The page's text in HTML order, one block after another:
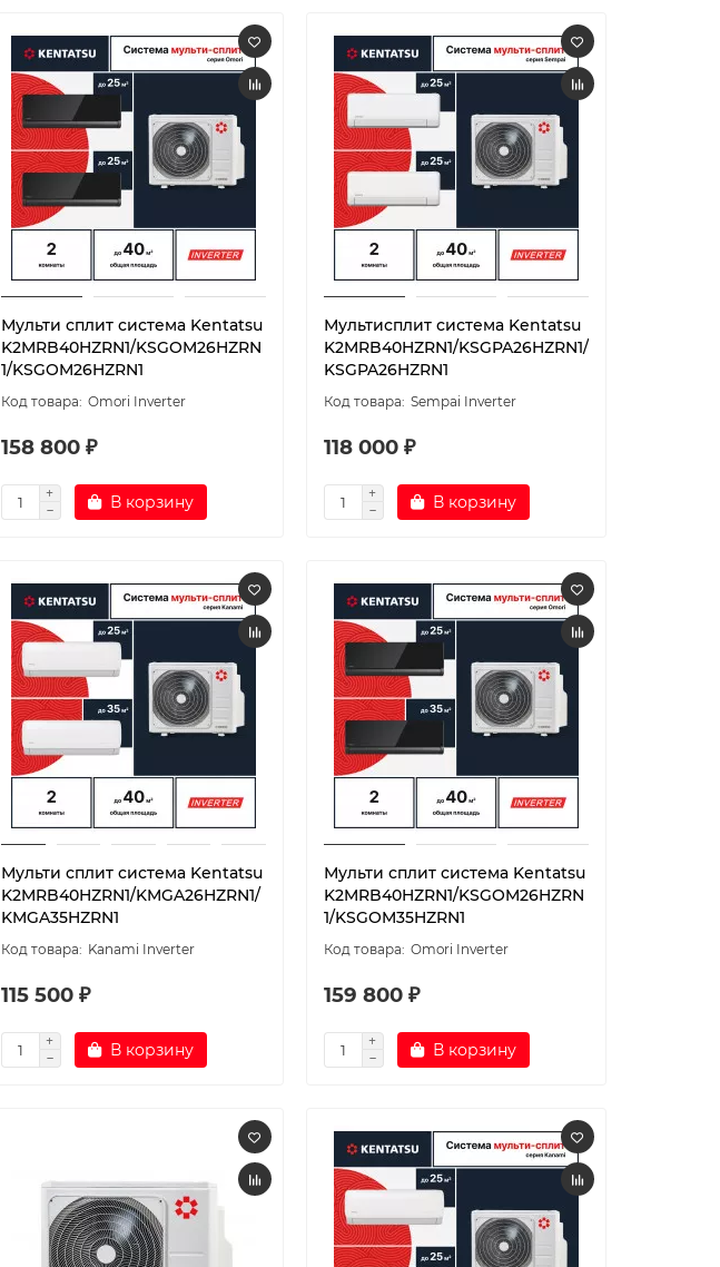
Мульти сплит система Kentatsu
K2MRB40HZRN1/KSGOM26HZRN
1/KSGOM26HZRN1
Omori Inverter
158 800 ₽
В корзину
Мультисплит система Kentatsu
K2MRB40HZRN1/KSGPA26HZRN1/
KSGPA26HZRN1
Sempai Inverter
118 000 ₽
В корзину
Мульти сплит система Kentatsu
K2MRB40HZRN1/KMGA26HZRN1/
KMGA35HZRN1
Kanami Inverter
115 500 ₽
В корзину
Мульти сплит система Kentatsu
K2MRB40HZRN1/KSGOM26HZRN
1/KSGOM35HZRN1
Omori Inverter
159 800 ₽
В корзину